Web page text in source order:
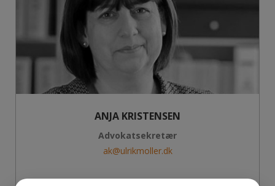
ANJA KRISTENSEN
Advokatsekretær
ak@ulrikmoller.dk